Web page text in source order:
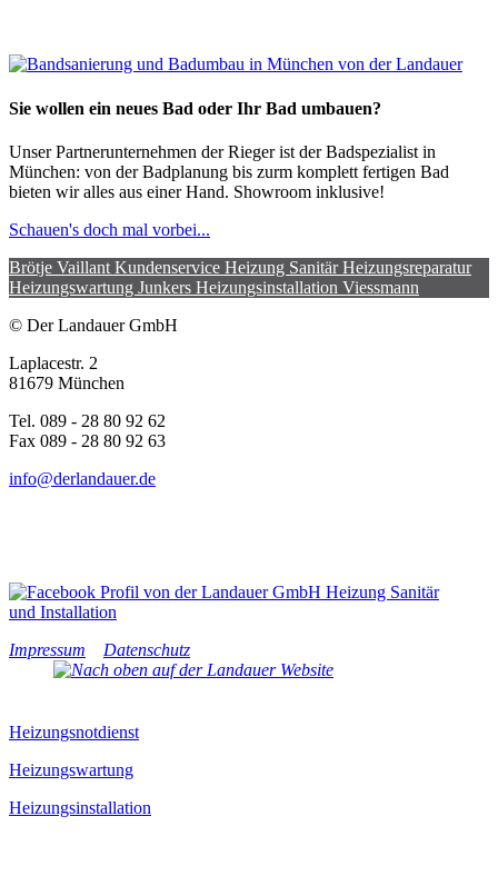
Sie wollen ein neues Bad oder Ihr Bad umbauen?
Unser Partnerunternehmen der Rieger ist der Badspezialist in
München: von der Badplanung bis zurm komplett fertigen Bad
bieten wir alles aus einer Hand. Showroom inklusive!
Schauen's doch mal vorbei...
Brötje Vaillant Kundenservice Heizung SanitärHeizungsreparatur
Heizungswartung Junkers Heizungsinstallation Viessmann
© Der Landauer GmbH
Laplacestr. 2
81679 München
Tel. 089 - 28 80 92 62
Fax 089 - 28 80 92 63
info@derlandauer.de
Impressum Datenschutz
Heizungsnotdienst
Heizungswartung
Heizungsinstallation